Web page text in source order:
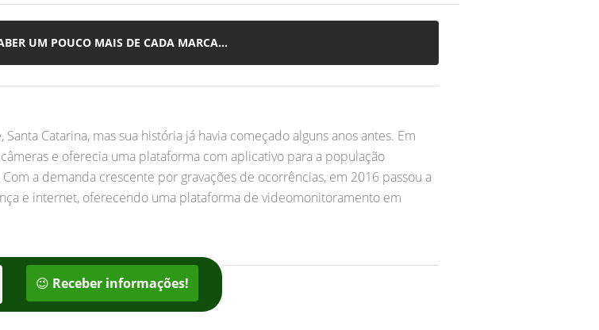
UM POUCO MAIS DE CADA MARCA...
Catarina, mas sua história já havia começado alguns anos antes. Em
e oferecia uma plataforma com aplicativo para a população
a demanda crescente por gravações de ocorrências, em 2016 passou a
e internet, oferecendo uma plataforma de videomonitoramento em
😉 Receber informações!